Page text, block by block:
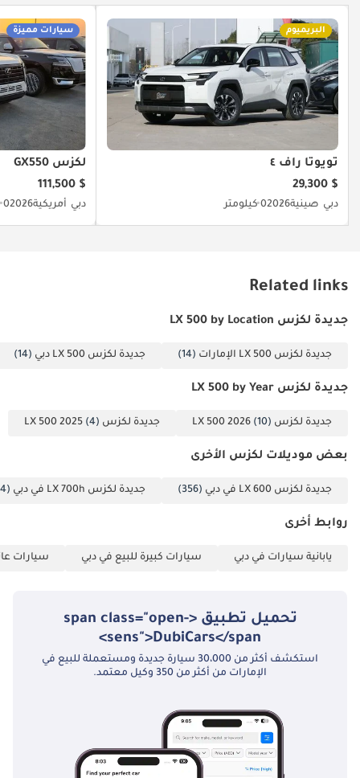
البريميوم
تويوتا راف ٤
$ 29,300
دبي صينية20260 كيلومتر
سيارات مميزة
لكزس GX550
$ 111,500
دبي أمريكية20260 كيلومتر
Related links
جديدة لكزس LX 500 by Location
جديدة لكزس LX 500 الإمارات (14) جديدة لكزس LX 500 دبي (14)
جديدة لكزس LX 500 by Year
جديدة لكزس LX 500 2026 (10) جديدة لكزس LX 500 2025 (4)
بعض موديلات لكزس الأخرى
جديدة لكزس LX 600 في دبي (356) جديدة لكزس LX 700h في دبي (174)
روابط أخرى
يابانية سيارات في دبي سيارات كبيرة للبيع في دبي سيارات
تحميل تطبيق <span class="open-
sens">DubiCars</span>
استكشف أكثر من 30،000 سيارة جديدة ومستعملة للبيع في
الإمارات من أكثر من 350 وكيل معتمد.